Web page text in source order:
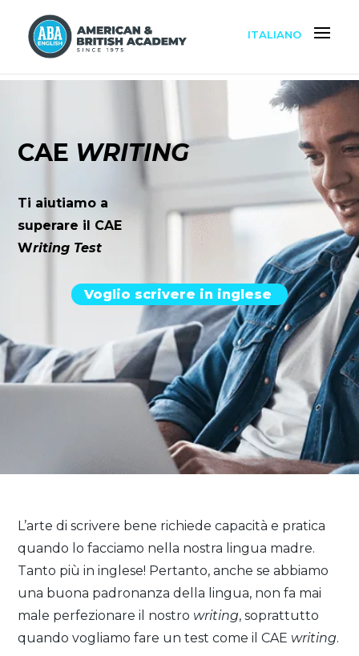
ITALIANO
CAE WRITING
Ti aiutiamo a
superare il CAE
Writing Test
Voglio scrivere in inglese
L’arte di scrivere bene richiede capacità e pratica
quando lo facciamo nella nostra lingua madre.
Tanto più in inglese! Pertanto, anche se abbiamo
una buona padronanza della lingua, non fa mai
male perfezionare il nostro writing, soprattutto
quando vogliamo fare un test come il CAE writing.